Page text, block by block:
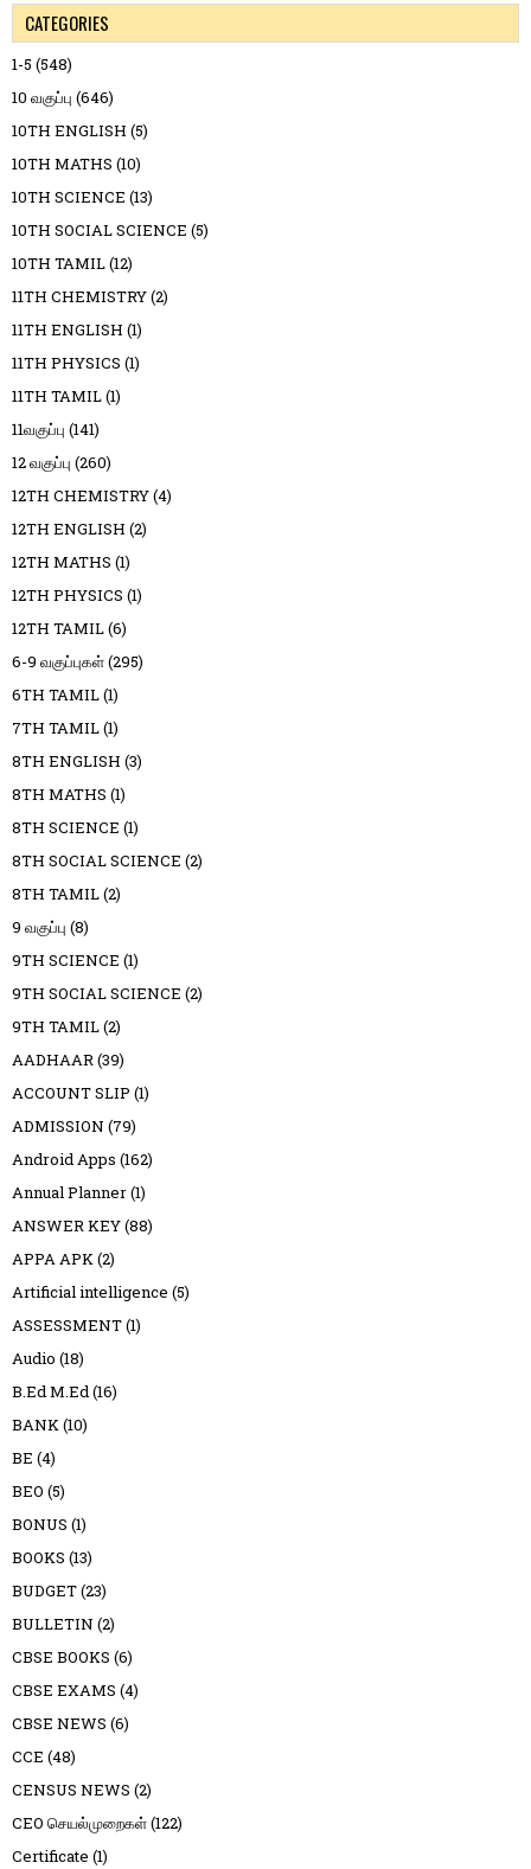
CATEGORIES
1-5 (548)
10 வகுப்பு (646)
10TH ENGLISH (5)
10TH MATHS (10)
10TH SCIENCE (13)
10TH SOCIAL SCIENCE (5)
10TH TAMIL(12)
11TH CHEMISTRY(2)
11TH ENGLISH (1)
11TH PHYSICS (1)
11TH TAMIL(1)
11வகுப்பு (141)
12 வகுப்பு (260)
12TH CHEMISTRY(4)
12TH ENGLISH (2)
12TH MATHS (1)
12TH PHYSICS (1)
12TH TAMIL(6)
6-9 வகுப்புகள்(295)
6TH TAMIL(1)
7TH TAMIL(1)
8TH ENGLISH (3)
8TH MATHS (1)
8TH SCIENCE (1)
8TH SOCIAL SCIENCE (2)
8TH TAMIL(2)
9 வகுப்பு (8)
9TH SCIENCE (1)
9TH SOCIAL SCIENCE (2)
9TH TAMIL(2)
AADHAAR(39)
ACCOUNT SLIP (1)
ADMISSION (79)
Android Apps (162)
Annual Planner(1)
ANSWER KEY(88)
APPA APK(2)
Artificial intelligence (5)
ASSESSMENT(1)
Audio (18)
B.Ed M.Ed(16)
BANK(10)
BE (4)
BEO (5)
BONUS (1)
BOOKS (13)
BUDGET(23)
BULLETIN (2)
CBSE BOOKS (6)
CBSE EXAMS (4)
CBSE NEWS (6)
CCE (48)
CENSUS NEWS (2)
CEO செயல்முறைகள்(122)
Certificate (1)